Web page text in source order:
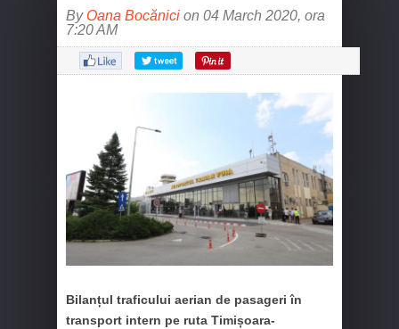
By Oana Bocănici on 04 March 2020, ora
7:20 AM
Bilanțul traficului aerian de pasageri în
transport intern pe ruta Timișoara-